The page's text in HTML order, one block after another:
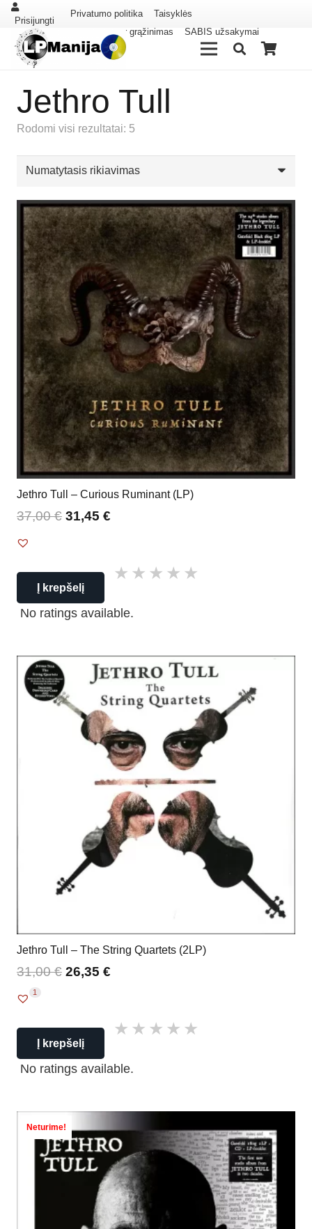
Prisijungti
Privatumo politika
Taisyklės
Pristatymas ir grąžinimas
SABIS užsakymai
Jethro Tull
Rodomi visi rezultatai: 5
Jethro Tull – Curious Ruminant (LP)
37,00€ 31,45 €
Į krepšelį
No ratings available.
Jethro Tull – The String Quartets (2LP)
31,00€ 26,35 €
1
Į krepšelį
No ratings available.
Neturime!